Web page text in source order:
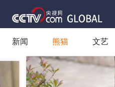
新闻 熊猫 文艺